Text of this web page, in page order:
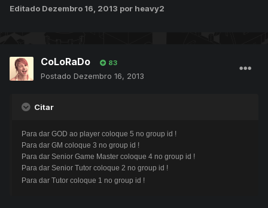
Editado Dezembro 16, 2013 por heavy2
CoLoRaDo 83
Postado Dezembro 16, 2013
Citar
Para dar GOD ao player coloque 5 no group id !
Para dar GM coloque 3 no group id !
Para dar Senior Game Master coloque 4 no group id !
Para dar Senior Tutor coloque 2 no group id !
Para dar Tutor coloque 1 no group id !